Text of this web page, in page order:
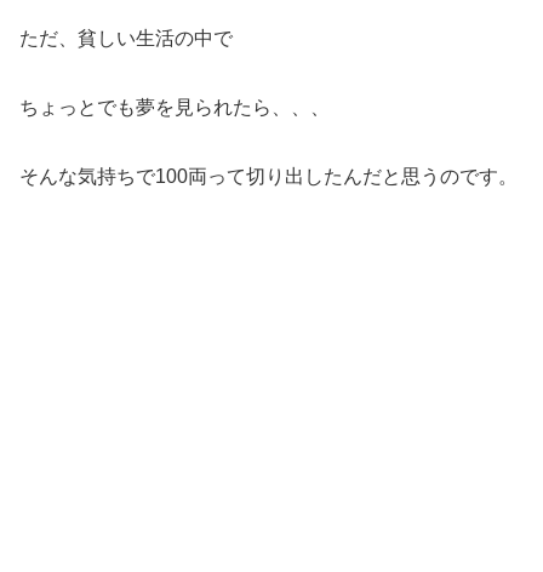
ただ、貧しい生活の中で
ちょっとでも夢を見られたら、、、
そんな気持ちで100両って切り出したんだと思うのです。